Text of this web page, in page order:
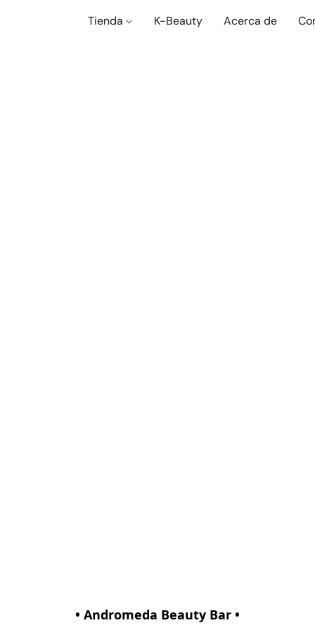
Tienda K-Beauty Acerca de
• Andromeda Beauty Bar •